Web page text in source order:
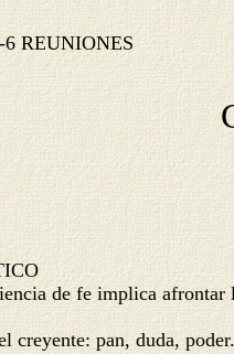
-6 REUNIONES
de fe implica afrontar
creyente: pan, duda, poder.